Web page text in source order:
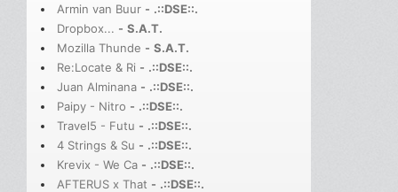
Armin van Buur - .::DSE::.
Dropbox... - S.A.T.
Mozilla Thunde - S.A.T.
Re:Locate & Ri - .::DSE::.
Juan Alminana - .::DSE::.
Paipy - Nitro - .::DSE::.
Travel5 - Futu - .::DSE::.
4 Strings & Su - .::DSE::.
Krevix - We Ca - .::DSE::.
AFTERUS x That - .::DSE::.